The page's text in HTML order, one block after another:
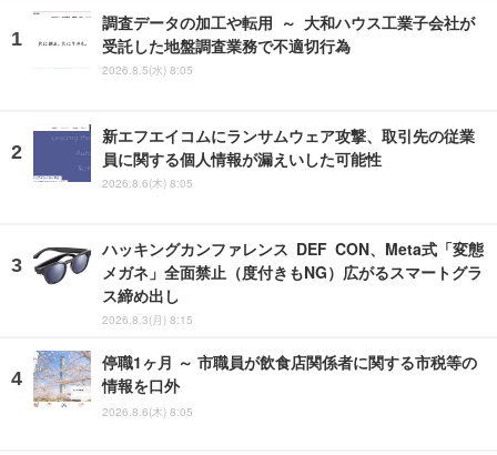
調査データの加工や転用 ～ 大和ハウス工業子会社が
受託した地盤調査業務で不適切行為
2026.8.5(水) 8:05
新エフエイコムにランサムウェア攻撃、取引先の従業
員に関する個人情報が漏えいした可能性
2026.8.6(木) 8:05
ハッキングカンファレンス DEF CON、Meta式「変態
メガネ」全面禁止（度付きもNG）広がるスマートグラ
ス締め出し
2026.8.3(月) 8:15
停職1ヶ月 ～ 市職員が飲食店関係者に関する市税等の
情報を口外
2026.8.6(木) 8:05